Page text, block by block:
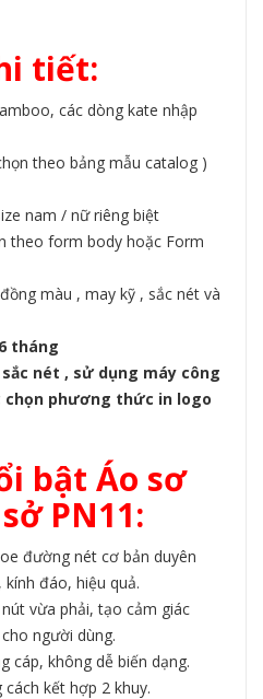
tiết:
các dòng kate nhập
theo bảng mẫu catalog )
nam / nữ riêng biệt
theo form body hoặc Form
màu , may kỹ , sắc nét và
tháng
nét , sử dụng máy công
chọn phương thức in logo
bật Áo sơ
PN11:
đường nét cơ bản duyên
đáo, hiệu quả.
vừa phải, tạo cảm giác
người dùng.
cáp, không dễ biến dạng.
kết hợp 2 khuy.